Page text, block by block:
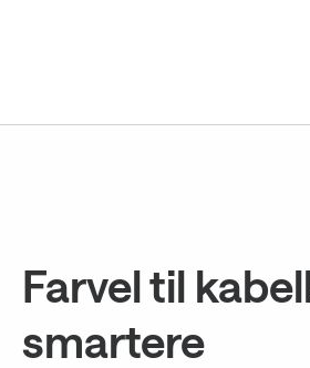
Farvel til
smartere